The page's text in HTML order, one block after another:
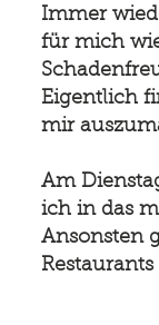
Immer
für mich
Eigentlich
mir
Am
ich in das
Ansonsten